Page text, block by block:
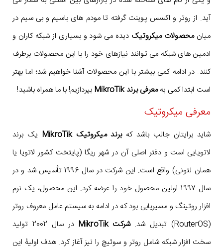
آید. از روتر و اکسس پوینت گرفته تا مودم های باسیم و بی سیم در
میانمحصولات میکروتیک دیده می شود و بسیاری از شبکه کاران و
ادمین های شبکه می توانند نیازهای خود را با این محصولات برطرف
کنند. در ادامه کمی بیشتر با این محصولات آشنا خواهیم شد؛ اما بهتر
است ابتدا کمی بهمعرفی برند MikroTik بپردازیم! با ما همراه باشید!
معرفی میکروتیک
شاید برایتان جالب باشد کهبرند میکروتیک MikroTik
یک برند
لاتویایی است و دفتر اصلی آن در شهر ریگا (پایتخت کشور لاتویا یا
همان لتونی) واقع است. این شرکت در سال 1996 تأسیس شد و در
سال 1997 اولین محصول خود را عرضه کرد. این محصول، یک نرم
افزار روتینگ و مسیریابی بود که در ادامه به سیستم عامل معروف روتر
(RouterOS) تبدیل شد.
شرکت MikroTik
در سال 2002 تولید
سخت افزار شبکه شامل روتر و سوئیچ را نیز آغاز کرد. هدف اولیۀ این